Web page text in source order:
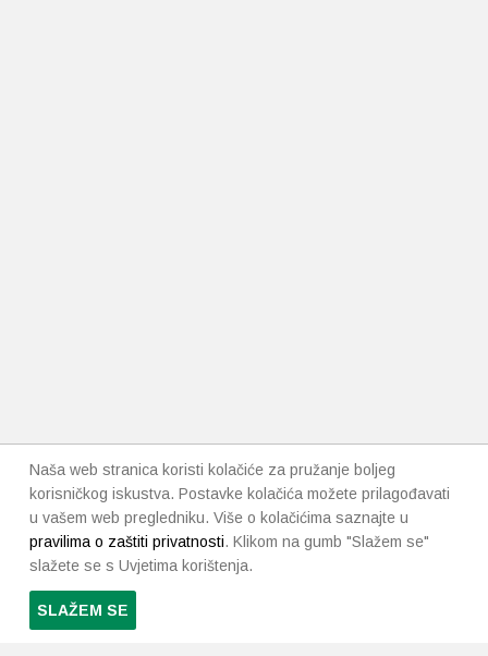
Naša web stranica koristi kolačiće za pružanje boljeg
korisničkog iskustva. Postavke kolačića možete prilagođavati
u vašem web pregledniku. Više o kolačićima saznajte u
pravilima o zaštiti privatnosti. Klikom na gumb "Slažem se"
slažete se s Uvjetima korištenja.
SLAŽEM SE